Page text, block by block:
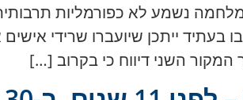
שבזמן מלחמה נשמע לא כפורמליות
ייתכן שיועברו שרידי אישים